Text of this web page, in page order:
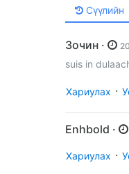
Сүүлийн
Зочин ·
suis in
Хариулах ·
Enhbold ·
Хариулах ·